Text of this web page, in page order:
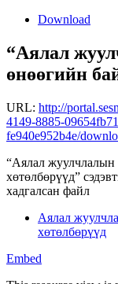
Download
“Аялал
өнөөгийн
URL: http://
4149-8885-
fe940e952b4e/
“Аялал жуулчлалын
хөтөлбөрүүд”
хадгалсан файл
Аялал
хөтөлбөрүүд
Embed